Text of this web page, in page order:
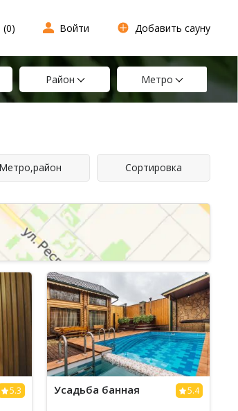
(0) Войти Добавить сауну
Район Метро
Метро,район Сортировка
5.3 5.4
Усадьба банная